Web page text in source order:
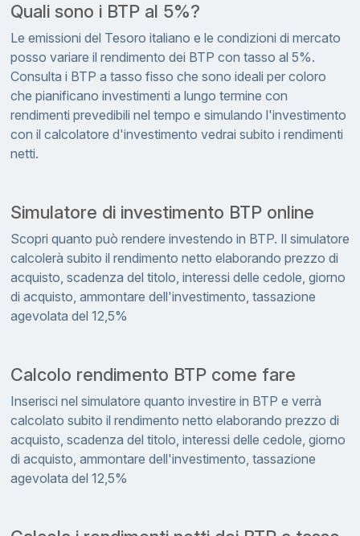
Quali sono i BTP al 5%?
Le emissioni del Tesoro italiano e le condizioni di mercato
posso variare il rendimento dei BTP con tasso al 5%.
Consulta i BTP a tasso fisso che sono ideali per coloro
che pianificano investimenti a lungo termine con
rendimenti prevedibili nel tempo e simulando l'investimento
con il calcolatore d'investimento vedrai subito i rendimenti
netti.
Simulatore di investimento BTP online
Scopri quanto può rendere investendo in BTP. Il simulatore
calcolerà subito il rendimento netto elaborando prezzo di
acquisto, scadenza del titolo, interessi delle cedole, giorno
di acquisto, ammontare dell'investimento, tassazione
agevolata del 12,5%
Calcolo rendimento BTP come fare
Inserisci nel simulatore quanto investire in BTP e verrà
calcolato subito il rendimento netto elaborando prezzo di
acquisto, scadenza del titolo, interessi delle cedole, giorno
di acquisto, ammontare dell'investimento, tassazione
agevolata del 12,5%